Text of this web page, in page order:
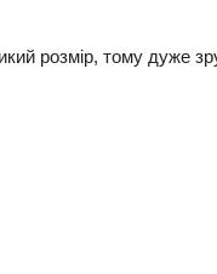
розмір, тому дуже